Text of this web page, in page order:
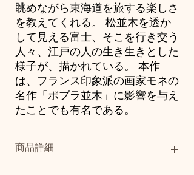
眺めながら東海道を旅する楽しさ
を教えてくれる。 松並木を透か
して見える富士、そこを行き交う
人々、江戸の人の生き生きとした
様子が、描かれている。 本作
は、フランス印象派の画家モネの
名作「ポプラ並木」に影響を与え
たことでも有名である。
商品詳細